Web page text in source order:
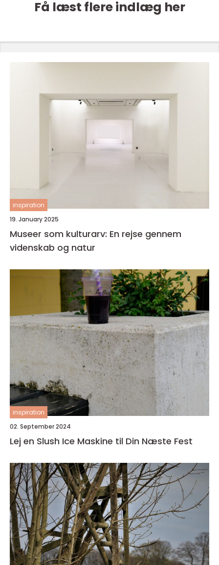
Få læst flere indlæg her
inspiration
19. January 2025
Museer som kulturarv: En rejse gennem
videnskab og natur
inspiration
02. September 2024
Lej en Slush Ice Maskine til Din Næste Fest